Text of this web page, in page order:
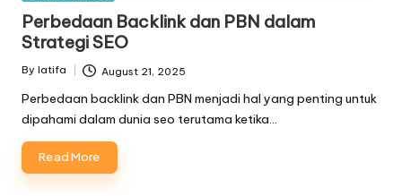
Perbedaan Backlink dan PBN dalam
Strategi SEO
Posted
By latifa August 21, 2025
Perbedaan backlink dan PBN menjadi hal yang penting untuk
dipahami dalam dunia seo terutama ketika…
Read More